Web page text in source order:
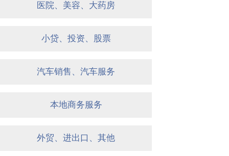
医院、美容、大药房
小贷、投资、股票
汽车销售、汽车服务
本地商务服务
外贸、进出口、其他